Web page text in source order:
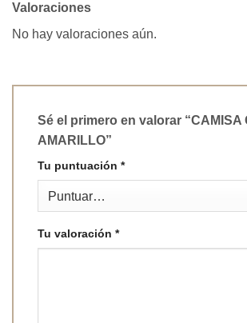
Valoraciones
No hay valoraciones aún.
Sé el primero en valorar “CAMISA
AMARILLO”
Tu puntuación *
Tu valoración *